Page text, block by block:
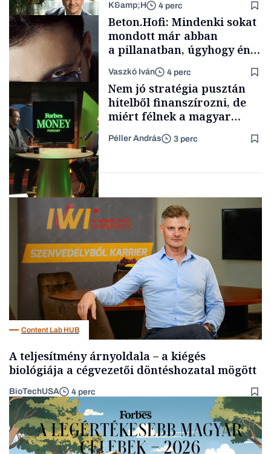
Családi
vállalkozások
TÁMOGATÓI
K&amp;H 4 perc
Forbes-sztori
Beton.Hofi: Mindenki sokat
mondott már abban
a pillanatban, úgyhogy én
a legsarkosabb
gondolataimat akartam
kimondani
Vaszkó Iván 4 perc
Podcast
Nem jó stratégia pusztán
hitelből finanszírozni, de
miért félnek a magyar
cégek a tőzsdére lépéstől?
Péller András 3 perc
Content Lab HUB
A teljesítmény árnyoldala – a kiégés
biológiája a cégvezetői döntéshozatal mögött
BioTechUSA 4 perc